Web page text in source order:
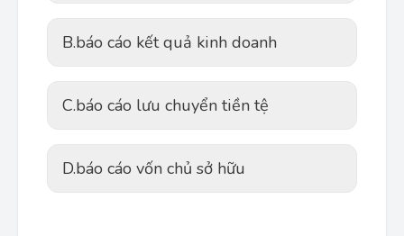
B.báo cáo kết quả kinh doanh
C.báo cáo lưu chuyển tiền tệ
D.báo cáo vốn chủ sở hữu